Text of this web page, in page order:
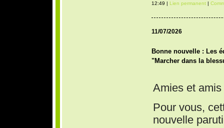
12:49 | Lien permanent|
11/07/2026
Bonne nouvelle : Les
"Marcher dans la
Amies et
Pour vous,
nouvelle